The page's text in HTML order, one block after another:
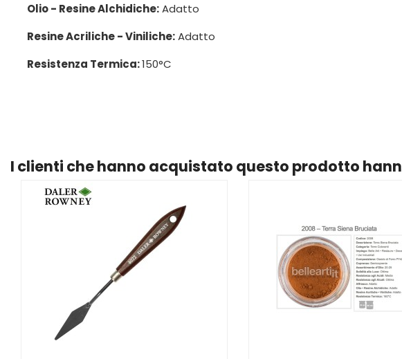
Olio - Resine Alchidiche:Adatto
Resine Acriliche - Viniliche:Adatto
Resistenza Termica:150°C
I clienti che hanno acquistato questo prodotto